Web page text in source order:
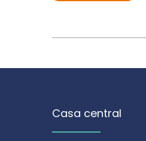
Casa central